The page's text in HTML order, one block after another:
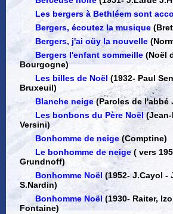
Les bergers à Bethléem sont
Bergers, écoutez la musique
Bergers, j'ai oüy la nouvelle
Bergers l'enfant sommeille (Noël
Bourgogne)
Les billes de Noël (1932- Paul
Bruxeuil)
Blanche neige (Paroles de l'abbé
Les bonbons du Père Noël
Versini)
Bonhomme de neige (Comptine)
Le bonhomme de neige ( vers
Grundnoff)
Bonhomme Noël (1952-J.Cayol -
S.Nardin)
Bonhomme Noël (1930- Raiter,
Fontaine)